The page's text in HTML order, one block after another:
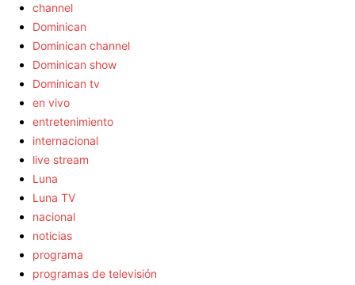
channel
Dominican
Dominican channel
Dominican show
Dominican tv
en vivo
entretenimiento
internacional
live stream
Luna
Luna TV
nacional
noticias
programa
programas de televisión